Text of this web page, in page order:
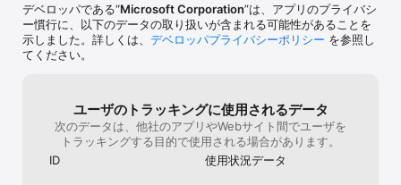
confirmation of purchase. Subscription automatically renews
monthly or annually depending on the subscription type
purchased. Payment will be charged to your iTunes Account
within 24-hours prior to the end of the current period ($1.99
your Account Settings after purchase. If auto-renewal is
turned off at least 24-hours before the end of the current
period, you will not be charged for the next period. All
cancellations will take effect at the end of the current period.
デベロッパである“Microsoft Corporation”は、アプリのプライバシ
ー慣行に、以下のデータの取り扱いが含まれる可能性があることを
示しました。詳しくは、 デベロッパプライバシーポリシー を参照し
てください。
ユーザのトラッキングに使用されるデータ
次のデータは、他社のアプリやWebサイト間でユーザを
トラッキングする目的で使用される場合があります。
ID
使用状況データ